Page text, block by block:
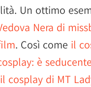
Un ottimo
Nera di
. Così come il
è seducente
il cosplay di MT